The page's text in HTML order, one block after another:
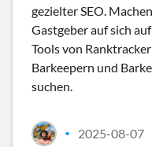
gezielter SEO.
Gastgeber auf sich
Tools von
Barkeepern und
suchen.
• 2025-08-07